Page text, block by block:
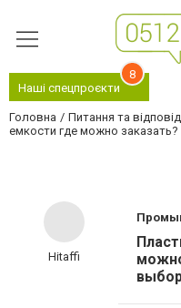
Наші спецпроєкти
8
Головна Питання та
емкости где можно
Hitaffi